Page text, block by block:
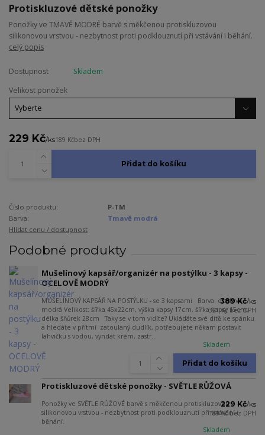
Protiskluzové dětské ponožky
Ponožky ve TMAVĚ MODRÉ barvě s měkčenou protiskluzovou
silikonovou vrstvou - nezbytnost proti podklouznutí při vstávání i běhání.
celý popis
Dostupnost
Skladem
Velikost ponožek
229 Kč/ks189 Kčbez DPH
Přidat do košíku
Číslo produktu:
P-TM
Barva:
Tmavě modrá
Hlídat cenu / dostupnost
Podobné produkty
Mušelínový kapsář/organizér na postýlku - 3 kapsy -
OCELOVĚ MODRÝ
MUŠELÍNOVÝ KAPSÁŘ NA POSTÝLKU - se 3 kapsami Barva: ocelově
modrá Velikost: šířka 45x22cm, výška kapsy 17cm, šířka kapsy 15cm,
délka šňůrek 28cm Taky se v tom vidíte? Ukládáte své dítě ke spánku
a hledáte v přítmí zatoulaný dudlík, potřebujete někam postavit
lahvičku s vodou, vyndat krém, zastr...
389 Kč/ks
321 Kč bez DPH
Skladem
Přidat do košíku
Protiskluzové dětské ponožky - SVĚTLE RŮŽOVÁ
Ponožky ve SVĚTLE RŮŽOVÉ barvě s měkčenou protiskluzovou
silikonovou vrstvou - nezbytnost proti podklouznutí při vstávání i
běhání.
229 Kč/ks
189 Kčbez DPH
Skladem